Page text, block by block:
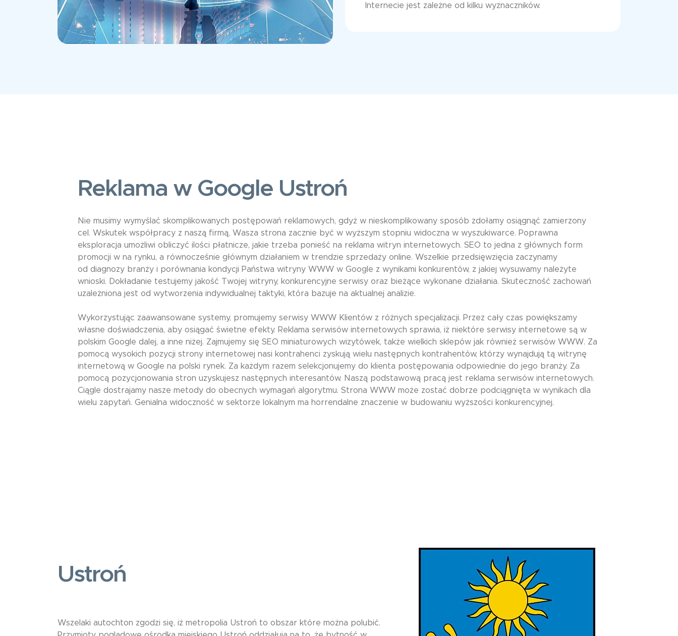
Internecie jest zależne od kilku wyznaczników.
Reklama w Google Ustroń
Nie musimy wymyślać skomplikowanych postępowań reklamowych, gdyż w nieskomplikowany sposób zdołamy osiągnąć zamierzony
cel. Wskutek współpracy z naszą firmą, Wasza strona zacznie być w wyższym stopniu widoczna w wyszukiwarce. Poprawna
eksploracja umożliwi obliczyć ilości płatnicze, jakie trzeba ponieść na reklama witryn internetowych. SEO to jedna z głównych form
promocji w na rynku, a równocześnie głównym działaniem w trendzie sprzedaży online. Wszelkie przedsięwzięcia zaczynamy
od diagnozy branży i porównania kondycji Państwa witryny WWW w Google z wynikami konkurentów, z jakiej wysuwamy należyte
wnioski. Dokładanie testujemy jakość Twojej witryny, konkurencyjne serwisy oraz bieżące wykonane działania. Skuteczność zachowań
uzależniona jest od wytworzenia indywidualnej taktyki, która bazuje na aktualnej analizie.
Wykorzystując zaawansowane systemy, promujemy serwisy WWW Klientów z różnych specjalizacji. Przez cały czas powiększamy
własne doświadczenia, aby osiągać świetne efekty. Reklama serwisów internetowych sprawia, iż niektóre serwisy internetowe są w
polskim Google dalej, a inne niżej. Zajmujemy się SEO miniaturowych wizytówek, także wielkich sklepów jak również serwisów WWW. Za
pomocą wysokich pozycji strony internetowej nasi kontrahenci zyskują wielu następnych kontrahentów, którzy wynajdują tą witrynę
internetową w Google na polski rynek. Za każdym razem selekcjonujemy do klienta postępowania odpowiednie do jego branży. Za
pomocą pozycjonowania stron uzyskujesz następnych interesantów. Naszą podstawową pracą jest reklama serwisów internetowych.
Ciągle dostrajamy nasze metody do obecnych wymagań algorytmu. Strona WWW może zostać dobrze podciągnięta w wynikach dla
wielu zapytań. Genialna widoczność w sektorze lokalnym ma horrendalne znaczenie w budowaniu wyższości konkurencyjnej.
Ustroń
Wszelaki autochton zgodzi się, iż metropolia Ustroń to obszar które można polubić.